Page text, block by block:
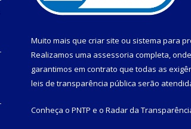
Muito mais que criar site ou sistema para
Realizamos uma assessoria completa, onde
garantimos em contrato que todas as
leis de transparência pública serão
Conheça o PNTP e o Radar da